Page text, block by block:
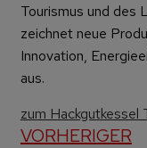
Tourismus und des
zeichnet neue
Innovation,
aus.
zum Hackgutkessel
VORHERIGER